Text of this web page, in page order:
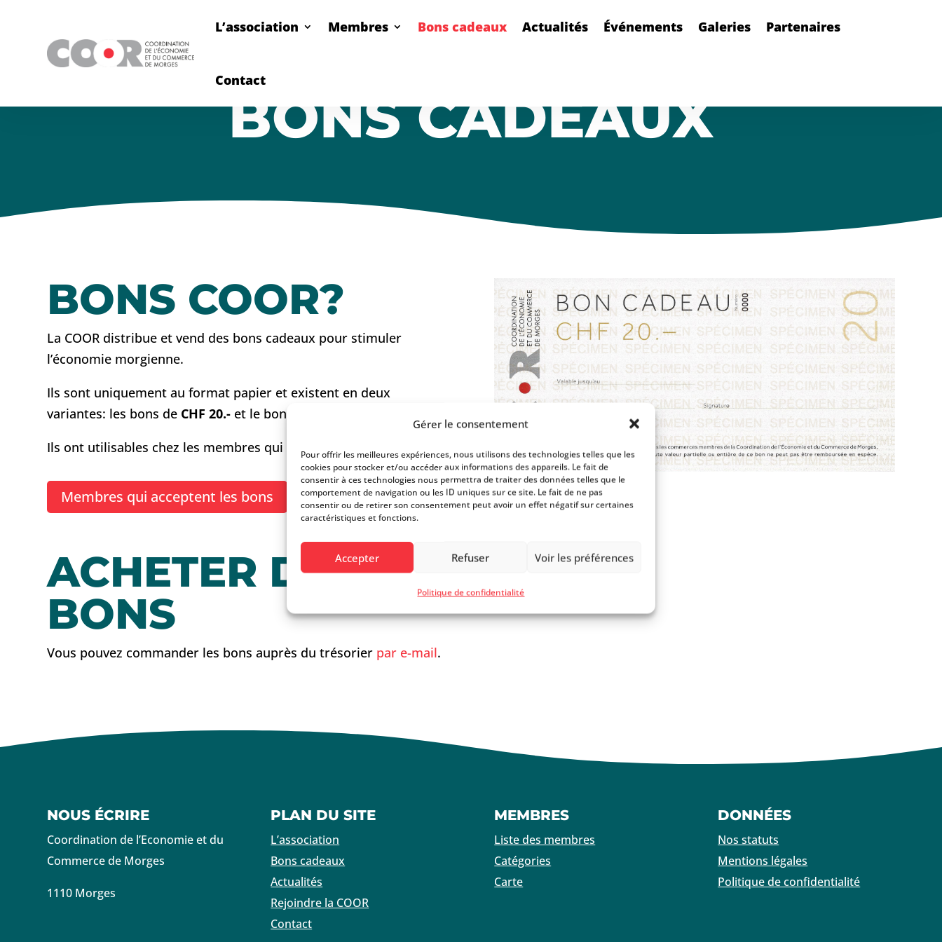
Gérer le consentement
Pour offrir les meilleures expériences, nous utilisons des technologies telles que les
cookies pour stocker et/ou accéder aux informations des appareils. Le fait de
consentir à ces technologies nous permettra de traiter des données telles que le
comportement de navigation ou les ID uniques sur ce site. Le fait de ne pas
consentir ou de retirer son consentement peut avoir un effet négatif sur certaines
caractéristiques et fonctions.
Accepter Refuser Voir les préférences
Politique de confidentialité
L’association Membres Bons cadeaux Actualités Événements Galeries Partenaires
Contact
BONS CADEAUX
BONS COOR?
La COOR distribue et vend des bons cadeaux pour stimuler
l’économie morgienne.
Ils sont uniquement au format papier et existent en deux
variantes: les bons de CHF 20.- et le bons de
Ils ont utilisables chez les membres qui ont déclaré les accepter.
Membres qui acceptent les bons
ACHETER DES
BONS
Vous pouvez commander les bons auprès du trésorier par e-mail.
NOUS ÉCRIRE
Coordination de l’Economie et du
Commerce de Morges
1110 Morges
PLAN DU SITE
L’association
Bons cadeaux
Actualités
Rejoindre la COOR
Contact
MEMBRES
Liste des membres
Catégories
Carte
DONNÉES
Nos statuts
Mentions légales
Politique de confidentialité